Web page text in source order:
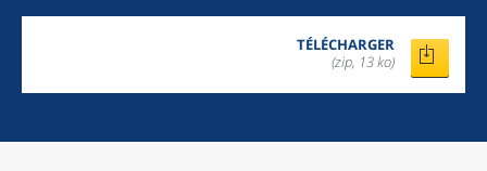
TÉLÉCHARGER
(zip, 13 ko)